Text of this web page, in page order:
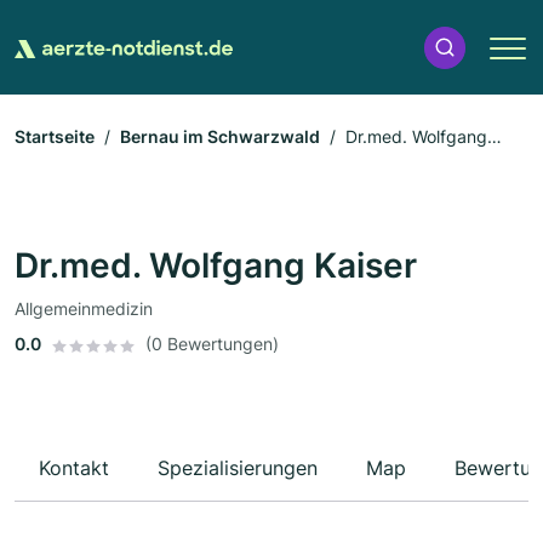
Startseite Bernau im Schwarzwald
Dr.med. Wolfgang
Dr.med. Wolfgang Kaiser
Allgemeinmedizin
0.0
(0 Bewertungen)
Kontakt Spezialisierungen Map